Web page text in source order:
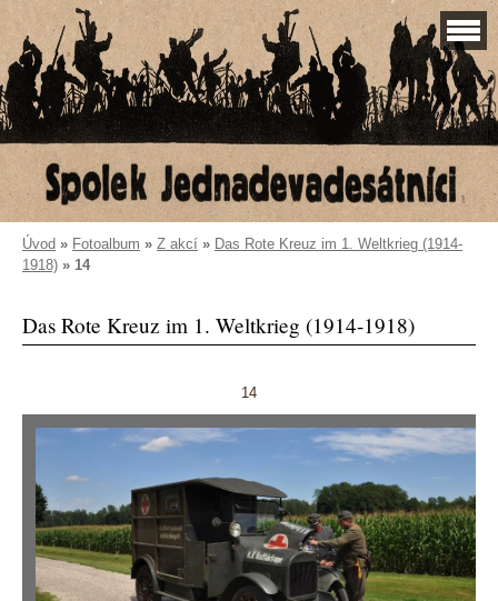
Úvod » Fotoalbum » Z akcí » Das Rote Kreuz im 1. Weltkrieg (1914-
1918) » 14
Das Rote Kreuz im 1. Weltkrieg (1914-1918)
14